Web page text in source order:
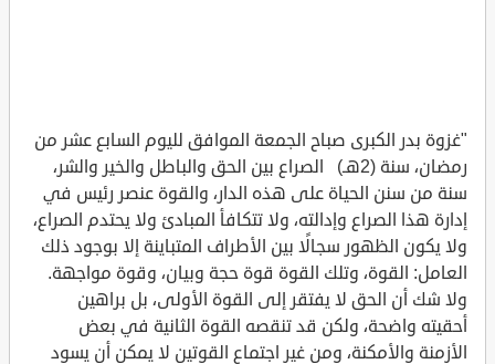
"غزوة بدر الكبرى صباح الجمعة الموافق لليوم السابع عشر من
رمضان، سنة (2هـ) الصراع بين الحق والباطل والخير والشر،
سنة من سنن الحياة على هذه الدار، والقوة عنصر رئيس في
إدارة هذا الصراع وإدالته، ولا تتكافأ المبادئ ولا يحتدم الصراع،
ولا يكون الظهور سجالًا بين الأطراف المتباينة إلا بوجود ذلك
العامل: القوة، وتلك القوة قوة حجة وبيان، وقوة مواجهة.
ولا شك أن الحق لا يفتقر إلى القوة الأولى، بل براهين
أحقيته واضحة، ولكن قد تنقصه القوة الثانية في بعض
الأزمنة والأمكنة، ومن غير اجتماع القوتين لا يمكن أن يسود